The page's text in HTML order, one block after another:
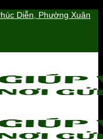
Diễn, Phường Xuân